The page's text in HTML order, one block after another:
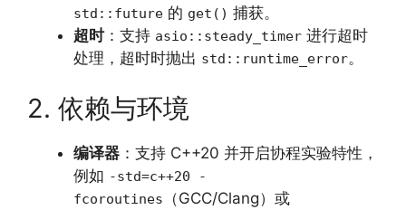
std::future 的 get() 捕获。
超时：支持 asio::steady_timer 进行超时
处理，超时时抛出 std::runtime_error。
2. 依赖与环境
编译器 ：支持 C++20 并开启协程实验特性，
例如 -std=c++20 -
fcoroutines
（GCC/Clang）或